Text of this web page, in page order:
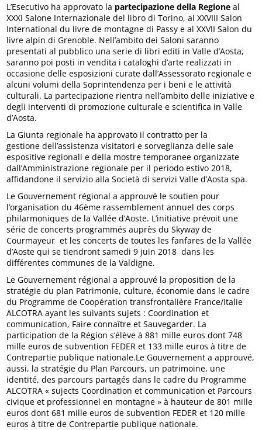
L’Esecutivo ha approvato la partecipazione della Regione al
XXXI Salone Internazionale del libro di Torino, al XXVIII Salon
International du livre de montagne di Passy e al XXVII Salon du
livre alpin di Grenoble. Nell’ambito dei Saloni saranno
presentati al pubblico una serie di libri editi in Valle d’Aosta,
saranno poi posti in vendita i cataloghi d’arte realizzati in
occasione delle esposizioni curate dall’Assessorato regionale e
alcuni volumi della Soprintendenza per i beni e le attività
culturali. La partecipazione rientra nell’ambito delle iniziative e
degli interventi di promozione culturale e scientifica in Valle
d’Aosta.
La Giunta regionale ha approvato il contratto per la
gestione dell’assistenza visitatori e sorveglianza delle sale
espositive regionali e della mostre temporanee organizzate
dall’Amministrazione regionale per il periodo estivo 2018,
affidandone il servizio alla Società di servizi Valle d’Aosta spa.
Le Gouvernement régional a approuvé le soutien pour
l’organisation du 46ème rassemblement annuel des corps
philarmoniques de la Vallée d’Aoste. L’initiative prévoit une
série de concerts programmés auprès du Skyway de
Courmayeur et les concerts de toutes les fanfares de la Vallée
d’Aoste qui se tiendront samedi 9 juin 2018 dans les
différentes communes de la Valdigne.
Le Gouvernement régional a approuvé la proposition de la
stratégie du plan Patrimonie, culture, économie dans le cadre
du Programme de Coopération transfrontalière France/Italie
ALCOTRA ayant les suivants sujets : Coordination et
communication, Faire connaître et Sauvegarder. La
participation de la Région s’élève à 881 mille euros dont 748
mille euros de subvention FEDER et 133 mille euros à titre de
Contrepartie publique nationale.Le Gouvernement a approuvé,
aussi, la stratégie du Plan Parcours, un patrimoine, une
identité, des parcours partagés dans le cadre du Programme
ALCOTRA « sujects Coordination et communication et Parcours
civique et professionnel en montagne » à hauteur de 801 mille
euros dont 681 mille euros de subvention FEDER et 120 mille
euros à titre de Contrepartie publique nationale.